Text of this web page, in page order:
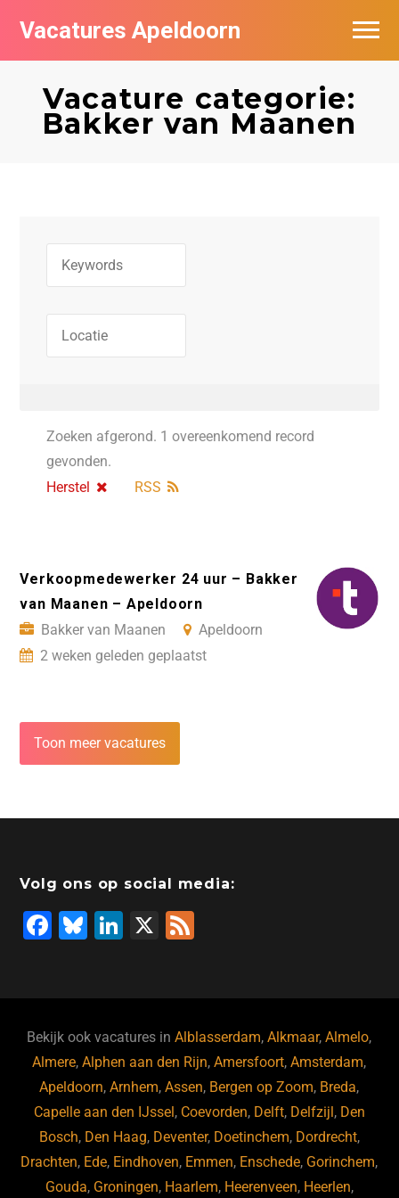
Vacatures Apeldoorn
Vacature categorie:
Bakker van Maanen
Zoeken afgerond. 1 overeenkomend record
gevonden.
Herstel
RSS
Verkoopmedewerker 24 uur – Bakker
van Maanen – Apeldoorn
Bakker van Maanen
Apeldoorn
2 weken geleden geplaatst
Toon meer vacatures
Volg ons op social media:
F
b
o
o
k
Bl
ky
Li
dI
n
X
Bekijk ook vacatures inAlblasserdam,Alkmaar,Almelo,
Almere,Alphen aan den Rijn,Amersfoort,Amsterdam,
Apeldoorn,Arnhem,Assen, Bergen op Zoom, Breda,
Capelle aan den IJssel , Coevorden, Delft, Delfzijl , Den
Bosch, Den Haag, Deventer, Doetinchem, Dordrecht,
Drachten, Ede, Eindhoven, Emmen, Enschede, Gorinchem,
Gouda, Groningen, Haarlem, Heerenveen, Heerlen,
Vacatures per bedrijf
De populairste vacatures in Apeldoorn